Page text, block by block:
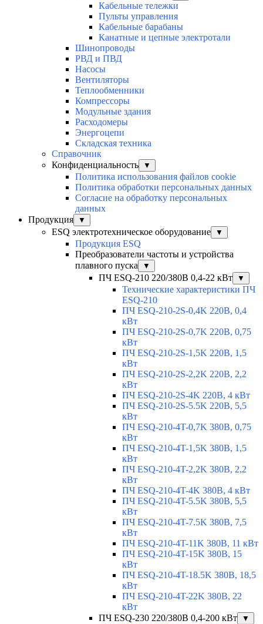
Кабельные тележки
Пульты управления
Кабельные барабаны
Канатные и цепные электротали
Шинопроводы
РВД и ПВД
Насосы
Вентиляторы
Теплообменники
Компрессоры
Модульные здания
Расходомеры
Энергоцепи
Складская техника
Справочник
Конфиденциальность
▼
Политика использования файлов cookie
Политика обработки персональных данных
Согласие на обработку персональных
данных
Продукция
▼
ESQ электротехническое оборудование ▼
Продукция ESQ
Преобразователи частоты и устройства
плавного пуска
▼
ПЧ ESQ-210 220/380В 0,4-22 кВт ▼
Технические характеристики ПЧ
ESQ-210
ПЧ ESQ-210-2S-0,4K 220В, 0,4
кВт
ПЧ ESQ-210-2S-0,7K 220В, 0,75
кВт
ПЧ ESQ-210-2S-1,5K 220В, 1,5
кВт
ПЧ ESQ-210-2S-2,2K 220В, 2,2
кВт
ПЧ ESQ-210-2S-4K 220В, 4 кВт
ПЧ ESQ-210-2S-5.5K 220В, 5,5
кВт
ПЧ ESQ-210-4T-0,7K 380В, 0,75
кВт
ПЧ ESQ-210-4T-1,5K 380В, 1,5
кВт
ПЧ ESQ-210-4T-2,2K 380В, 2,2
кВт
ПЧ ESQ-210-4T-4K 380В, 4 кВт
ПЧ ESQ-210-4T-5.5K 380В, 5,5
кВт
ПЧ ESQ-210-4T-7.5K 380В, 7,5
кВт
ПЧ ESQ-210-4T-11K 380В, 11 кВт
ПЧ ESQ-210-4T-15K 380В, 15
кВт
ПЧ ESQ-210-4T-18.5K 380В, 18,5
кВт
ПЧ ESQ-210-4T-22K 380В, 22
кВт
ПЧ ESQ-230 220/380В 0,4-200 кВт
▼